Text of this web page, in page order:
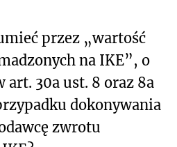
przez „wartość
na IKE”, o
art. 30a ust. 8 oraz 8a
dokonywania
zwrotu